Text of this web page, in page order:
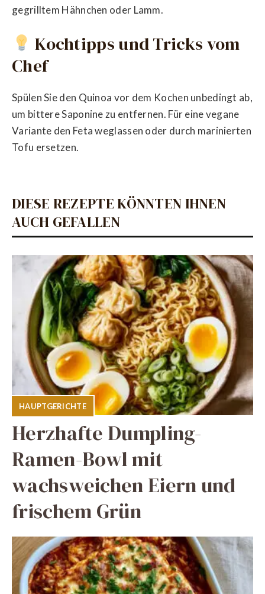
gegrilltem Hähnchen oder Lamm.
Kochtipps und Tricks vom
Chef
Spülen Sie den Quinoa vor dem Kochen unbedingt ab,
um bittere Saponine zu entfernen. Für eine vegane
Variante den Feta weglassen oder durch marinierten
Tofu ersetzen.
DIESE REZEPTE KÖNNTEN IHNEN
AUCH GEFALLEN
HAUPTGERICHTE
Herzhafte Dumpling-
Ramen-Bowl mit
wachsweichen Eiern und
frischem Grün